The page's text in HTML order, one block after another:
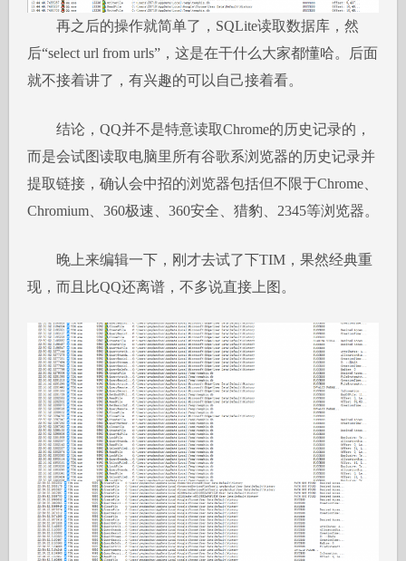
再之后的操作就简单了，SQLite读取数据库，然
后“select url from urls”，这是在干什么大家都懂哈。后面
就不接着讲了，有兴趣的可以自己接着看。
结论，QQ并不是特意读取Chrome的历史记录的，
而是会试图读取电脑里所有谷歌系浏览器的历史记录并
提取链接，确认会中招的浏览器包括但不限于Chrome、
Chromium、360极速、360安全、猎豹、2345等浏览器。
晚上来编辑一下，刚才去试了下TIM，果然经典重
现，而且比QQ还离谱，不多说直接上图。